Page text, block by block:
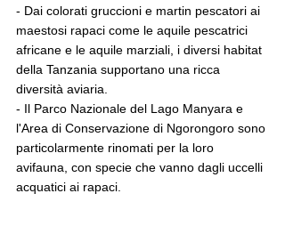
- Dai colorati gruccioni e martin pescatori ai
maestosi rapaci come le aquile pescatrici
africane e le aquile marziali, i diversi habitat
della Tanzania supportano una ricca
diversità aviaria.
- Il Parco Nazionale del Lago Manyara e
l'Area di Conservazione di Ngorongoro sono
particolarmente rinomati per la loro
avifauna, con specie che vanno dagli uccelli
acquatici ai rapaci.